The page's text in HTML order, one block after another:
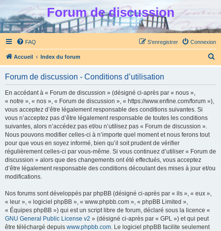
Forum de discussion
FAQ Connexion
S’enregistrer
Accueil Index du forum
Forum de discussion - Conditions d’utilisation
En accédant à « Forum de discussion » (désigné ci-après par « nous »,
« notre », « nos », « Forum de discussion », « https://www.enfine.com/forum »),
vous acceptez d’être légalement responsable des conditions suivantes. Si
vous n’acceptez pas d’être légalement responsable de toutes les conditions
suivantes, alors n’accédez pas et/ou n’utilisez pas « Forum de discussion ».
Nous pouvons modifier celles-ci à n’importe quel moment et nous ferons tout
pour que vous en soyez informé, bien qu’il soit prudent de vérifier
régulièrement celles-ci par vous-même. Si vous continuez d’utiliser « Forum de
discussion » alors que des changements ont été effectués, vous acceptez
d’être légalement responsable des conditions découlant des mises à jour et/ou
modifications.
Nos forums sont développés par phpBB (désigné ci-après par « ils », « eux »,
« leur », « logiciel phpBB », « www.phpbb.com », « phpBB Limited »,
« Équipes phpBB ») qui est un script libre de forum, déclaré sous la licence «
GNU General Public License v2 » (désigné ci-après par « GPL ») et qui peut
être téléchargé depuis www.phpbb.com. Le logiciel phpBB facilite seulement